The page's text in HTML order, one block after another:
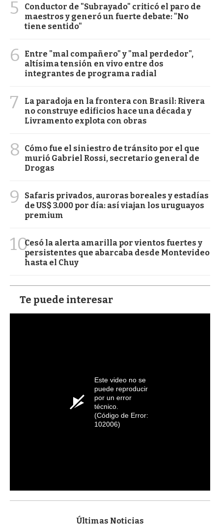
5
Conductor de "Subrayado" criticó el paro de
maestros y generó un fuerte debate: "No
tiene sentido"
6
Entre "mal compañero" y "mal perdedor",
altísima tensión en vivo entre dos
integrantes de programa radial
7
La paradoja en la frontera con Brasil: Rivera
no construye edificios hace una década y
Livramento explota con obras
8
Cómo fue el siniestro de tránsito por el que
murió Gabriel Rossi, secretario general de
Drogas
9
Safaris privados, auroras boreales y estadías
de US$ 3.000 por día: así viajan los uruguayos
premium
10Cesó la alerta amarilla por vientos fuertes y
persistentes que abarcaba desde Montevideo
hasta el Chuy
Te puede interesar
Este video no se
puede reproducir
por un error
técnico.
(Código de Error:
102006)
Últimas Noticias